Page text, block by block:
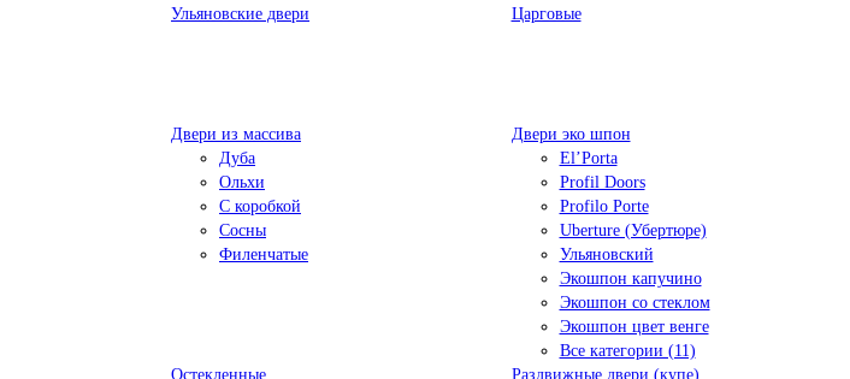
Ульяновские двери
Царговые
Двери из массива
Дуба
Ольхи
С коробкой
Сосны
Филенчатые
Двери эко шпон
El’Porta
Profil Doors
Profilo Porte
Uberture (Убертюре)
Ульяновский
Экошпон капучино
Экошпон со стеклом
Экошпон цвет венге
Все категории (11)
Остекленные
Раздвижные двери (купе)